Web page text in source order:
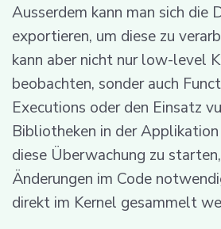
Ausserdem kann man sich die
exportieren, um diese zu
kann aber nicht nur low-level
beobachten, sonder auch
Executions oder den Einsatz
Bibliotheken in der
diese Überwachung zu
Änderungen im Code
direkt im Kernel gesammelt